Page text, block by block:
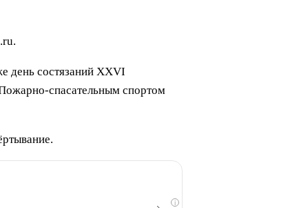
день состязаний XXVI
спасательным спортом
i